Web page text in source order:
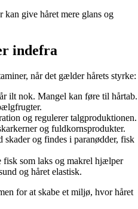
kan give håret mere glans og
indefra
når det gælder hårets styrke:
ilt nok. Mangel kan føre til hårtab.
og regulerer talgproduktionen.
og fuldkornsprodukter.
skader og findes i paranødder, fisk
fisk som laks og makrel hjælper
og håret elastisk.
for at skabe et miljø, hvor håret